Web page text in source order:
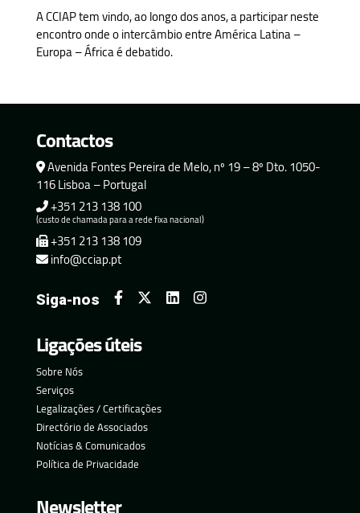
A CCIAP tem vindo, ao longo dos anos, a participar neste
encontro onde o intercâmbio entre América Latina –
Europa – África é debatido.
Contactos
Avenida Fontes Pereira de Melo, nº 19 – 8º Dto. 1050-
116 Lisboa – Portugal
+351 213 138 100
(custo de chamada para a rede fixa nacional)
+351 213 138 109
info@cciap.pt
Siga-nos
Ligações úteis
Sobre Nós
Serviços
Legalizações / Certificações
Directório de Associados
Notícias & Comunicados
Política de Privacidade